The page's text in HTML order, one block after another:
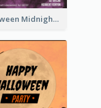
Halloween Midnight Party Poster